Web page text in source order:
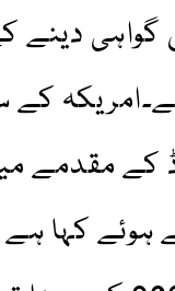
گواہی
کے
کے مقدمے
ہوئے کہا